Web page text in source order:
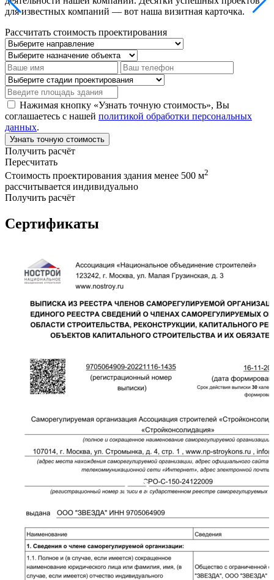
для известных компаний — вот наша визитная карточка.
Рассчитать стоимость проектирования
Нажимая кнопку «Узнать точную стоимость», Вы
соглашаетесь с нашей политикой обработки персональных
данных.
Узнать точную стоимость
Получить расчёт
Пересчитать
Стоимость проектирования здания менее 500 м2
рассчитывается индивидуально
Получить расчёт
Сертификаты